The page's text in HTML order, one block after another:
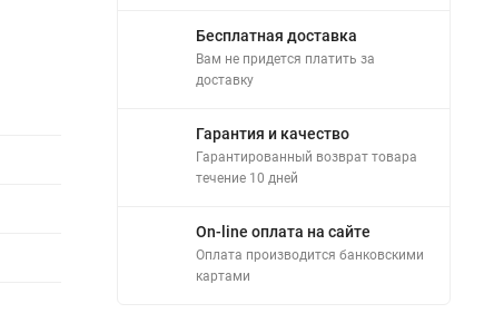
Бесплатная доставка
Вам не придется платить за
доставку
Гарантия и качество
Гарантированный возврат товара
течение 10 дней
On-line оплата на сайте
Оплата производится банковскими
картами